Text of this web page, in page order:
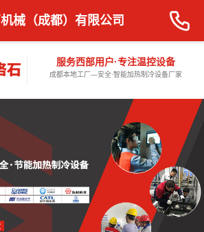
服务西部用户·专注温控设备
成都本地工厂—安全·智能加热制冷设备厂家
械（成都）有限公司